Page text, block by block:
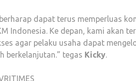
dapat terus memperluas
Indonesia. Ke depan, kami akan
agar pelaku usaha dapat
berkelanjutan.” tegas Kicky.